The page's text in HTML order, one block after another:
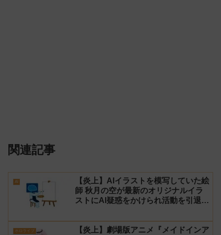
関連記事
AI
【炎上】AIイラストを模写していた絵
師 秋月の空が最新のオリジナルイラ
ストにAI疑惑をかけられ活動を引退！
ホロライブ
【炎上】劇場版アニメ『メイドインア